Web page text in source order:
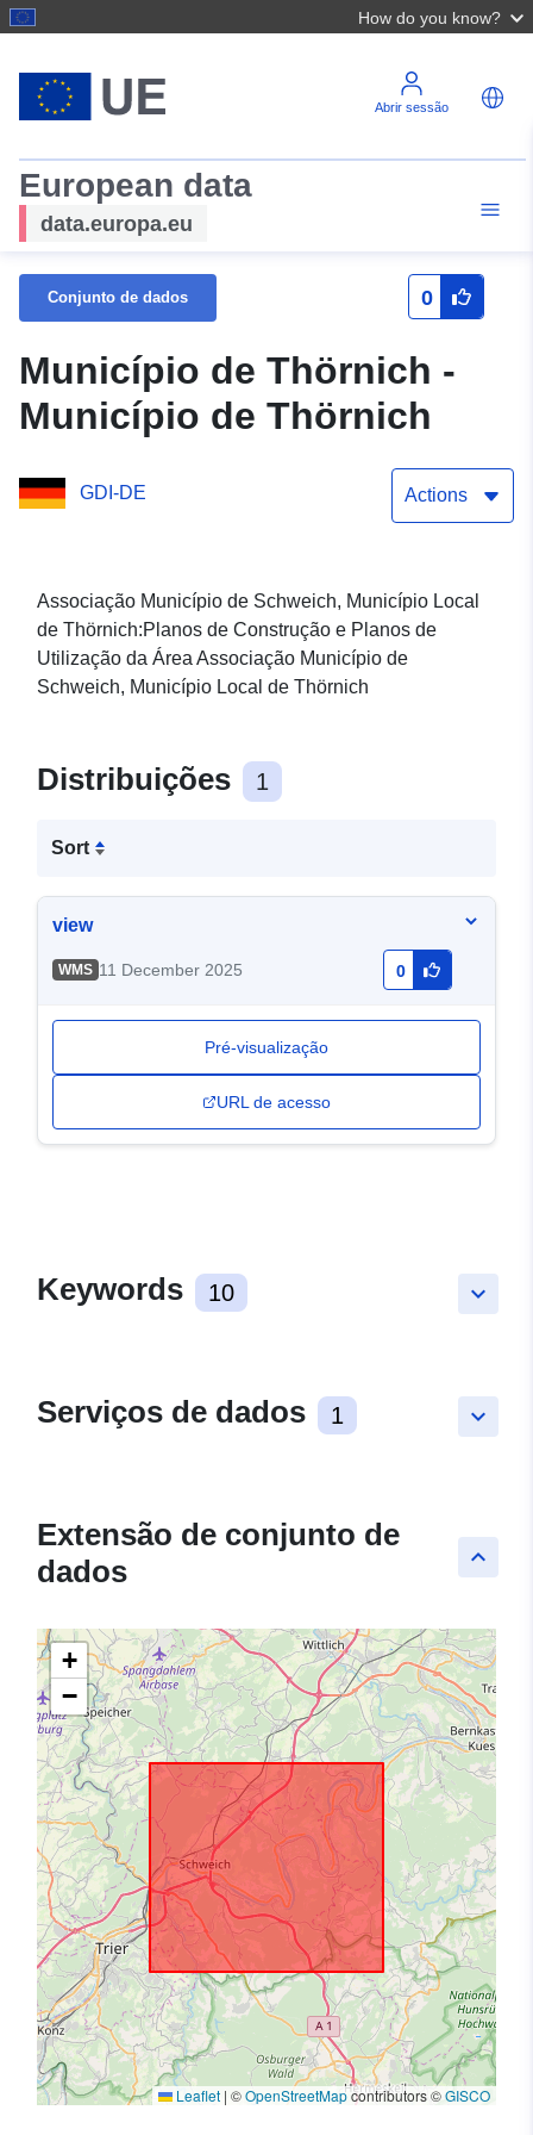
How do you know?
Abrir sessão
European data
data.europa.eu
Conjunto de dados 0
Município de Thörnich -
Município de Thörnich
GDI-DE Actions
Associação Município de Schweich, Município Local
de Thörnich:Planos de Construção e Planos de
Utilização da Área Associação Município de
Schweich, Município Local de Thörnich
Distribuições 1
Sort
view
WMS 11 December 2025 0
Pré-visualização
URL de acesso
keyboard_arrow_down
Keywords 10
keyboard_arrow_down
Serviços de dados 1
keyboard_arrow_up
Extensão de conjunto de
dados
+
−
Leaflet | ©OpenStreetMapcontributors ©GISCO